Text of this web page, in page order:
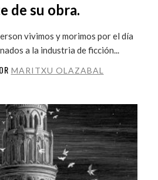
de su obra.
vivimos y morimos por el día
a la industria de ficción...
MARITXU OLAZABAL